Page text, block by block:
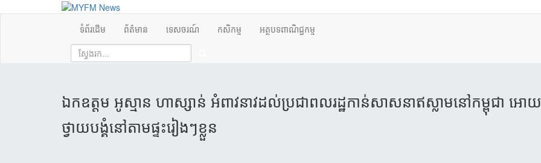
ទំព័រដើម ព័ត៌មាន ទេសចរណ៍ កសិកម្ម អត្ថបទពាណិជ្ជកម្ម
ឯកឧត្តម​ អូស្មាន ​ហាស្សាន់ ​អំពាវ​នាវ​ដល់​ប្រជា​ពល​រដ្ឋកាន់​សាសនា​​ឥស្លាម​​នៅ​កម្ពុជា ​អោយ​
ថ្វាយបង្គំ​​នៅ​តាម​ផ្ទះ​រៀង​ៗ​ខ្លួន​